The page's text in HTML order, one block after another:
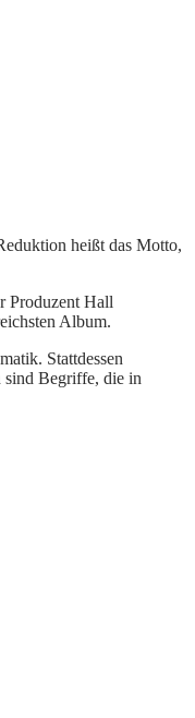
heißt das Motto,
Produzent Hall
Album.
Stattdessen
sind Begriffe, die in